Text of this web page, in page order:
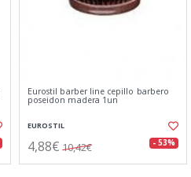
Eurostil barber line cepillo barbero
poseidon madera 1un
EUROSTIL
4,88€ 10,42€ - 53%